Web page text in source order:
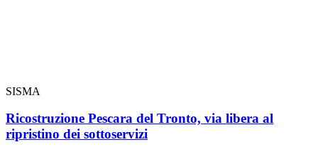
SISMA
Ricostruzione Pescara del Tronto, via libera al
ripristino dei sottoservizi